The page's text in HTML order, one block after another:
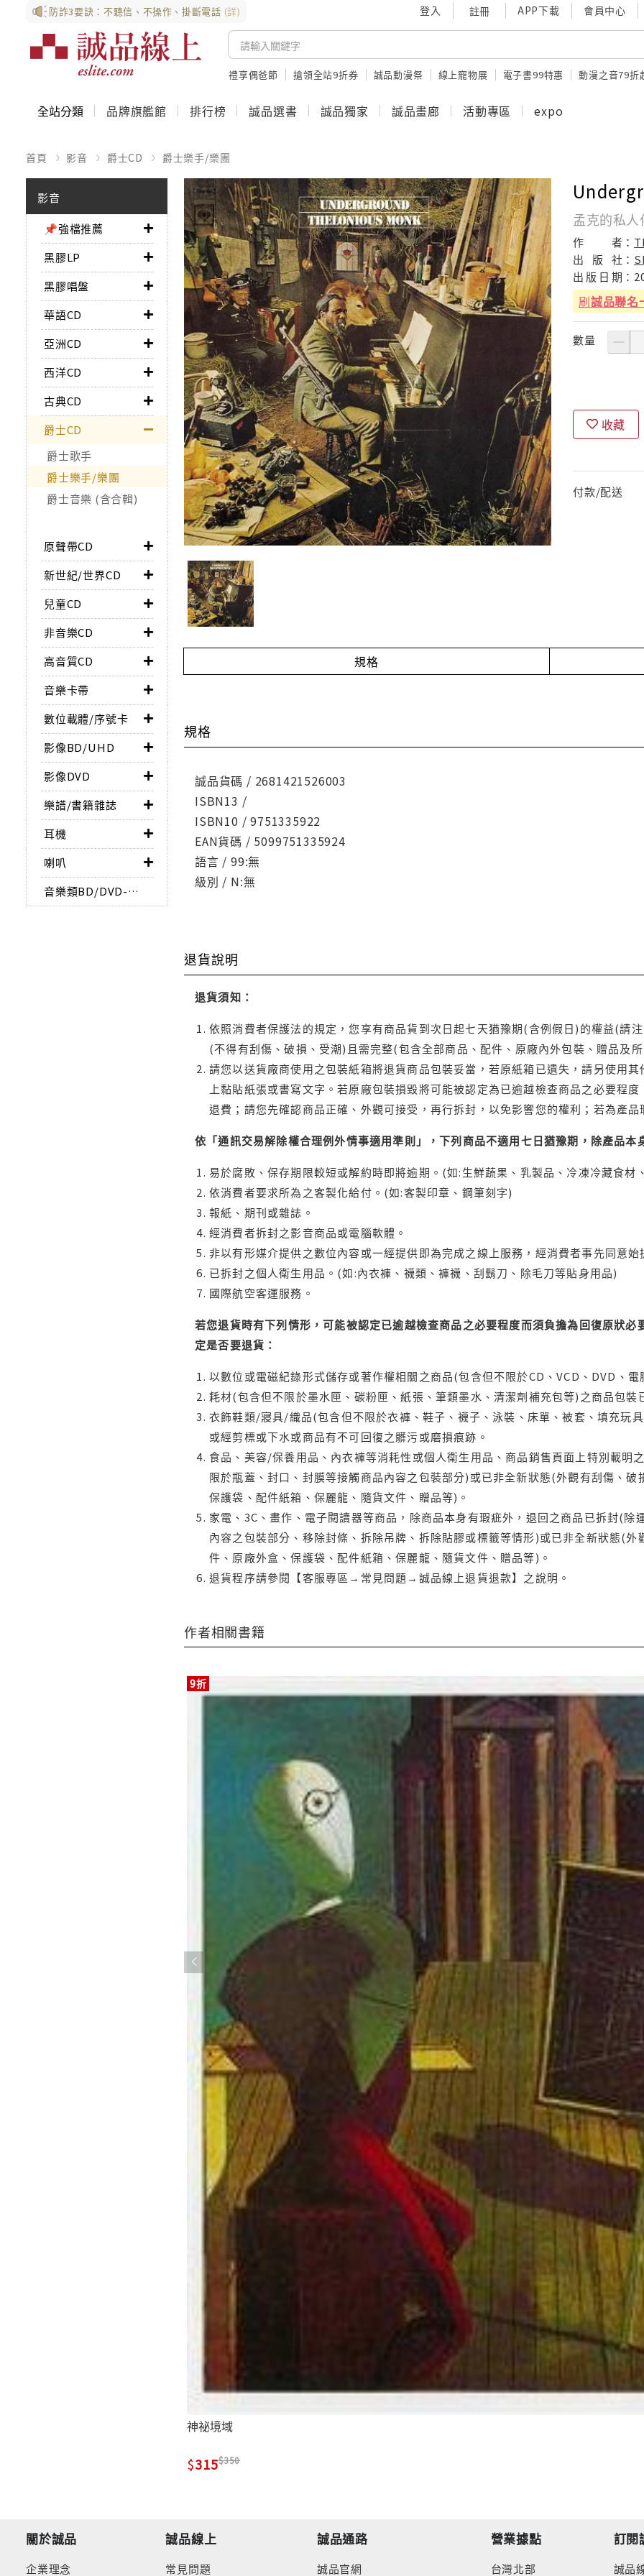
防詐3要訣：不聽信、不操作、掛斷電話 (詳) 登入 註冊 APP下載 會員中心
禮享偶爸節 搶領全站9折券 誠品動漫祭 線上寵物展 電子書99特惠 動漫之音79折
全站分類 品牌旗艦館 排行榜 誠品選書 誠品獨家 誠品畫廊 活動專區 expo
首頁 影音 爵士CD 爵士樂手/樂團
影音
📌強檔推薦
黑膠LP
黑膠唱盤
華語CD
亞洲CD
西洋CD
古典CD
爵士CD
爵士歌手
爵士樂手/樂團
爵士音樂 (含合輯)
原聲帶CD
新世紀/世界CD
兒童CD
非音樂CD
高音質CD
音樂卡帶
數位載體/序號卡
影像BD/UHD
影像DVD
樂譜/書籍雜誌
耳機
喇叭
音樂類BD/DVD-AUDIO
孟克的私人
作 者：
出
版 社：
出 版 日 期：
刷誠品聯名
數量
收藏
付款/配送
規格
規格
誠品貨碼 / 2681421526003
ISBN13 /
ISBN10 / 9751335922
EAN貨碼 / 5099751335924
語言 / 99:無
級別 / N:無
退貨說明
退貨須知：
依照消費者保護法的規定，您享有商品貨到次日起七天猶豫期(含例假日)的權益(請
(不得有刮傷、破損、受潮)且需完整(包含全部商品、配件、原廠內外包裝、贈品及
請您以送貨廠商使用之包裝紙箱將退貨商品包裝妥當，若原紙箱已遺失，請另使用
上黏貼紙張或書寫文字。若原廠包裝損毀將可能被認定為已逾越檢查商品之必要程
退費；請您先確認商品正確、外觀可接受，再行拆封，以免影響您的權利；若為產
依「通訊交易解除權合理例外情事適用準則」，下列商品不適用七日猶豫期，除產品本
易於腐敗、保存期限較短或解約時即將逾期。(如:生鮮蔬果、乳製品、冷凍冷藏食材
依消費者要求所為之客製化給付。(如:客製印章、鋼筆刻字)
報紙、期刊或雜誌。
經消費者拆封之影音商品或電腦軟體。
非以有形媒介提供之數位內容或一經提供即為完成之線上服務，經消費者事先同意
已拆封之個人衛生用品。(如:內衣褲、襪類、褲襪、刮鬍刀、除毛刀等貼身用品)
國際航空客運服務。
若您退貨時有下列情形，可能被認定已逾越檢查商品之必要程度而須負擔為回復原狀
定是否要退貨：
以數位或電磁紀錄形式儲存或著作權相關之商品(包含但不限於CD、VCD、DVD、
耗材(包含但不限於墨水匣、碳粉匣、紙張、筆類墨水、清潔劑補充包等)之商品包
衣飾鞋類/寢具/織品(包含但不限於衣褲、鞋子、襪子、泳裝、床單、被套、填充玩
或經剪標或下水或商品有不可回復之髒污或磨損痕跡。
食品、美容/保養用品、內衣褲等消耗性或個人衛生用品、商品銷售頁面上特別載明
限於瓶蓋、封口、封膜等接觸商品內容之包裝部分)或已非全新狀態(外觀有刮傷、
保護袋、配件紙箱、保麗龍、隨貨文件、贈品等)。
家電、3C、畫作、電子閱讀器等商品，除商品本身有瑕疵外，退回之商品已拆封(
內容之包裝部分、移除封條、拆除吊牌、拆除貼膠或標籤等情形)或已非全新狀態(
件、原廠外盒、保護袋、配件紙箱、保麗龍、隨貨文件、贈品等)。
退貨程序請參閱【客服專區→常見問題→誠品線上退貨退款】之說明。
作者相關書籍
9折
神祕境域
315 350
關於誠品
企業理念
誠品線上
常見問題
誠品通路
誠品官網
營業據點
台灣北部
訂閱
誠品